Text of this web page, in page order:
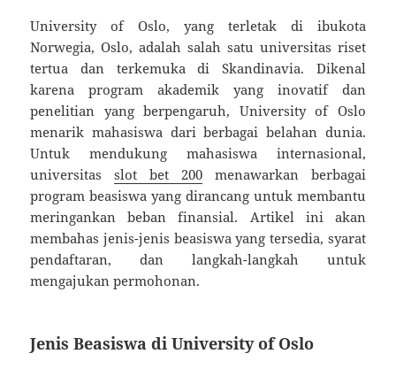
University of Oslo, yang terletak di ibukota
Norwegia, Oslo, adalah salah satu universitas riset
tertua dan terkemuka di Skandinavia. Dikenal
karena program akademik yang inovatif dan
penelitian yang berpengaruh, University of Oslo
menarik mahasiswa dari berbagai belahan dunia.
Untuk mendukung mahasiswa internasional,
universitasslot bet 200menawarkan berbagai
program beasiswa yang dirancang untuk membantu
meringankan beban finansial. Artikel ini akan
membahas jenis-jenis beasiswa yang tersedia, syarat
pendaftaran, dan langkah-langkah untuk
mengajukan permohonan.
Jenis Beasiswa di University of Oslo